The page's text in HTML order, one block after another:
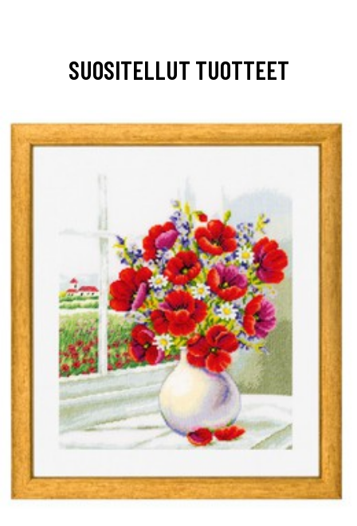
SUOSITELLUT TUOTTEET